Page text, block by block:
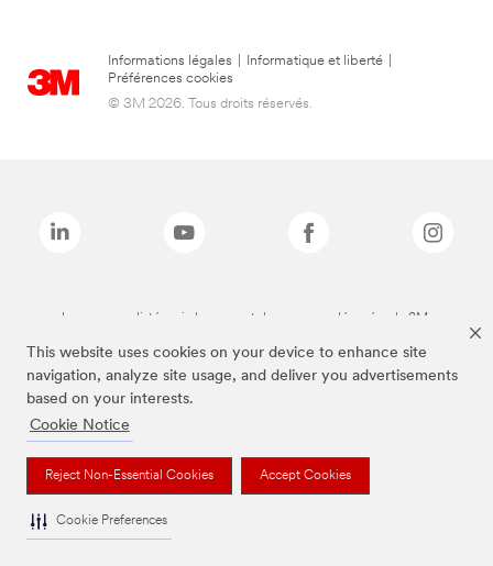
This website uses cookies on your device to enhance site
navigation, analyze site usage, and deliver you advertisements
based on your interests.
Cookie Notice
Reject Non-Essential Cookies Accept Cookies
Cookie Preferences
Informations légales Informatique et liberté
Préférences cookies
© 3M 2026. Tous droits réservés.
Les marques listées ci-dessus sont des marques déposées de 3M.